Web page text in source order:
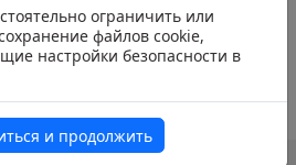
ограничить или
файлов cookie,
настройки безопасности в
и продолжить